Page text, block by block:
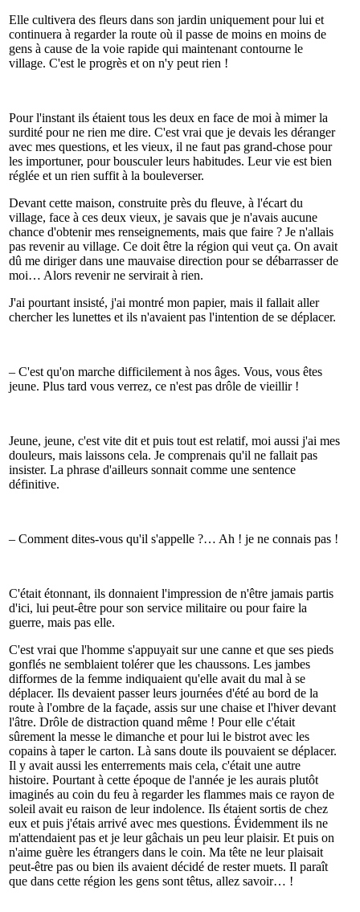
Elle cultivera des fleurs dans son jardin uniquement pour lui et
continuera à regarder la route où il passe de moins en moins de
gens à cause de la voie rapide qui maintenant contourne le
village. C'est le progrès et on n'y peut rien !
Pour l'instant ils étaient tous les deux en face de moi à mimer la
surdité pour ne rien me dire. C'est vrai que je devais les déranger
avec mes questions, et les vieux, il ne faut pas grand-chose pour
les importuner, pour bousculer leurs habitudes. Leur vie est bien
réglée et un rien suffit à la bouleverser.
Devant cette maison, construite près du fleuve, à l'écart du
village, face à ces deux vieux, je savais que je n'avais aucune
chance d'obtenir mes renseignements, mais que faire ? Je n'allais
pas revenir au village. Ce doit être la région qui veut ça. On avait
dû me diriger dans une mauvaise direction pour se débarrasser de
moi… Alors revenir ne servirait à rien.
J'ai pourtant insisté, j'ai montré mon papier, mais il fallait aller
chercher les lunettes et ils n'avaient pas l'intention de se déplacer.
– C'est qu'on marche difficilement à nos âges. Vous, vous êtes
jeune. Plus tard vous verrez, ce n'est pas drôle de vieillir !
Jeune, jeune, c'est vite dit et puis tout est relatif, moi aussi j'ai mes
douleurs, mais laissons cela. Je comprenais qu'il ne fallait pas
insister. La phrase d'ailleurs sonnait comme une sentence
définitive.
– Comment dites-vous qu'il s'appelle ?… Ah ! je ne connais pas !
C'était étonnant, ils donnaient l'impression de n'être jamais partis
d'ici, lui peut-être pour son service militaire ou pour faire la
guerre, mais pas elle.
C'est vrai que l'homme s'appuyait sur une canne et que ses pieds
gonflés ne semblaient tolérer que les chaussons. Les jambes
difformes de la femme indiquaient qu'elle avait du mal à se
déplacer. Ils devaient passer leurs journées d'été au bord de la
route à l'ombre de la façade, assis sur une chaise et l'hiver devant
l'âtre. Drôle de distraction quand même ! Pour elle c'était
sûrement la messe le dimanche et pour lui le bistrot avec les
copains à taper le carton. Là sans doute ils pouvaient se déplacer.
Il y avait aussi les enterrements mais cela, c'était une autre
histoire. Pourtant à cette époque de l'année je les aurais plutôt
imaginés au coin du feu à regarder les flammes mais ce rayon de
soleil avait eu raison de leur indolence. Ils étaient sortis de chez
eux et puis j'étais arrivé avec mes questions. Évidemment ils ne
m'attendaient pas et je leur gâchais un peu leur plaisir. Et puis on
n'aime guère les étrangers dans le coin. Ma tête ne leur plaisait
peut-être pas ou bien ils avaient décidé de rester muets. Il paraît
que dans cette région les gens sont têtus, allez savoir… !